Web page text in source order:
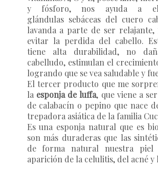
y fósforo, nos ayuda a
glándulas sebáceas del cuero
lavanda a parte de ser relajante,
evitar la perdida del cabello.
tiene alta durabilidad, no
cabelludo, estimulan el
logrando que se vea saludable y
El tercer producto que me
la esponja de luffa, que viene a
de calabacín o pepino que nace
trepadora asiática de la familia
Es una esponja natural que es
son más duraderas que las
de forma natural nuestra piel
aparición de la celulitis, del acné y